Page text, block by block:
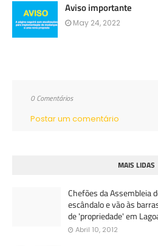
Aviso importante
May 24, 2022
0 Comentários
Postar um comentário
MAIS LIDAS
Chefões da Assembleia
escândalo e vão às
de 'propriedade' em
Abril 10, 2012